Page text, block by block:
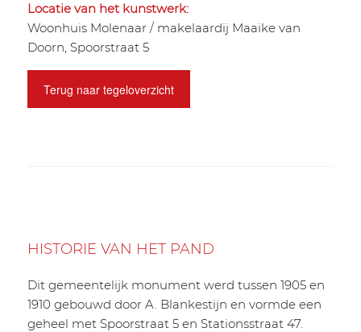
Locatie van het kunstwerk:
Woonhuis Molenaar / makelaardij Maaike van
Doorn, Spoorstraat 5
Terug naar tegeloverzicht
HISTORIE VAN HET PAND
Dit gemeentelijk monument werd tussen 1905 en
1910 gebouwd door A. Blankestijn en vormde een
geheel met Spoorstraat 5 en Stationsstraat 47.